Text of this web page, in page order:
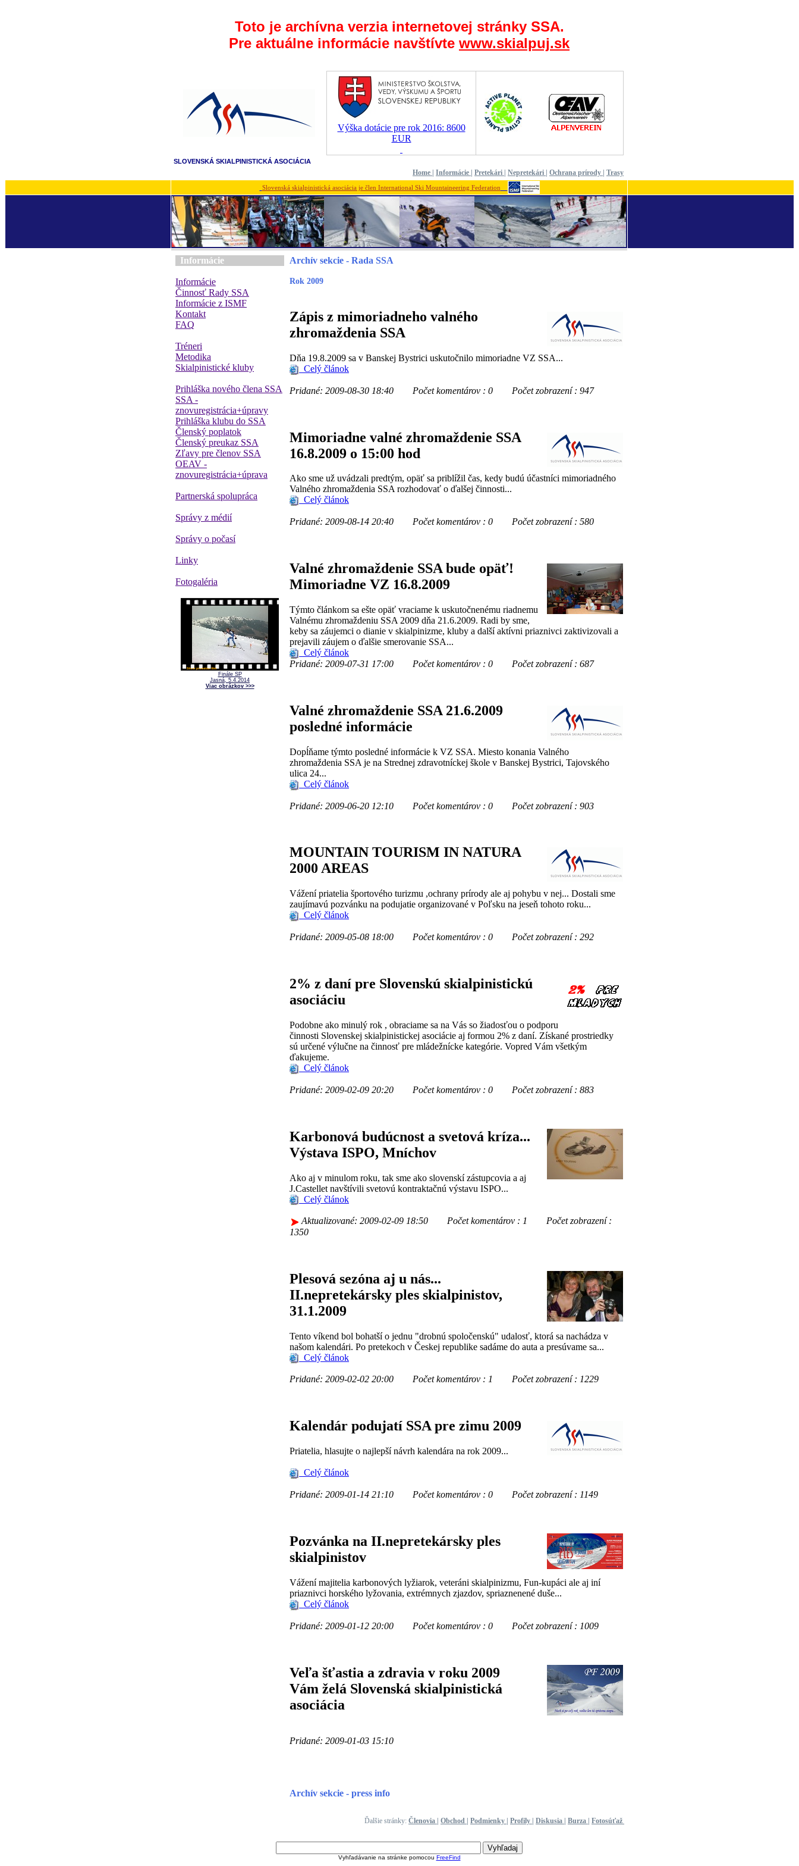
Toto je archívna verzia internetovej stránky SSA.
Pre aktuálne informácie navštívte www.skialpuj.sk
Výška dotácie pre rok 2016: 8600
EUR
SLOVENSKÁ SKIALPINISTICKÁ ASOCIÁCIA
Home Informácie Pretekári Nepretekári Ochrana prírody Trasy
Slovenská skialpinistická asociácia je člen International Ski Mountaineering Federation
Informácie
Informácie
Činnosť Rady SSA
Informácie z ISMF
Kontakt
FAQ
Tréneri
Metodika
Skialpinistické kluby
Prihláška nového člena SSA
SSA -
znovuregistrácia+úpravy
Prihláška klubu do SSA
Členský poplatok
Členský preukaz SSA
Zľavy pre členov SSA
OEAV -
znovuregistrácia+úprava
Partnerská spolupráca
Správy z médií
Správy o počasí
Linky
Fotogaléria
Finále SP
Jasná, 5.4.2014
Viac obrázkov >>>
Archív sekcie - Rada SSA
Rok 2009
Zápis z mimoriadneho valného
zhromaždenia SSA
Dňa 19.8.2009 sa v Banskej Bystrici uskutočnilo mimoriadne VZ SSA...
Celý článok
Pridané: 2009-08-30 18:40 Počet komentárov : 0 Počet zobrazení : 947
Mimoriadne valné zhromaždenie SSA
16.8.2009 o 15:00 hod
Ako sme už uvádzali predtým, opäť sa priblížil čas, kedy budú účastníci mimoriadného
Valného zhromaždenia SSA rozhodovať o ďalšej činnosti...
Celý článok
Pridané: 2009-08-14 20:40 Počet komentárov : 0 Počet zobrazení : 580
Valné zhromaždenie SSA bude opäť!
Mimoriadne VZ 16.8.2009
Týmto článkom sa ešte opäť vraciame k uskutočnenému riadnemu
Valnému zhromaždeniu SSA 2009 dňa 21.6.2009. Radi by sme,
keby sa záujemci o dianie v skialpinizme, kluby a další aktívni priaznivci zaktivizovali a
prejavili záujem o ďalšie smerovanie SSA...
Celý článok
Pridané: 2009-07-31 17:00
Počet komentárov : 0 Počet zobrazení : 687
Valné zhromaždenie SSA 21.6.2009
posledné informácie
Dopĺňame týmto posledné informácie k VZ SSA. Miesto konania Valného
zhromaždenia SSA je na Strednej zdravotníckej škole v Banskej Bystrici, Tajovského
ulica 24...
Celý článok
Pridané: 2009-06-20 12:10 Počet komentárov : 0 Počet zobrazení : 903
MOUNTAIN TOURISM IN NATURA
2000 AREAS
Vážení priatelia športového turizmu ,ochrany prírody ale aj pohybu v nej... Dostali sme
zaujímavú pozvánku na podujatie organizované v Poľsku na jeseň tohoto roku...
Celý článok
Pridané: 2009-05-08 18:00 Počet komentárov : 0 Počet zobrazení : 292
2% z daní pre Slovenskú skialpinistickú
asociáciu
Podobne ako minulý rok , obraciame sa na Vás so žiadosťou o podporu
činnosti Slovenskej skialpinistickej asociácie aj formou 2% z daní. Získané prostriedky
sú určené výlučne na činnosť pre mládežnícke kategórie. Vopred Vám všetkým
ďakujeme.
Celý článok
Pridané: 2009-02-09 20:20 Počet komentárov : 0 Počet zobrazení : 883
Karbonová budúcnost a svetová kríza...
Výstava ISPO, Mníchov
Ako aj v minulom roku, tak sme ako slovenskí zástupcovia a aj
J.Castellet navštívili svetovú kontraktačnú výstavu ISPO...
Celý článok
Aktualizované: 2009-02-09 18:50 Počet komentárov : 1
Počet zobrazení :
1350
Plesová sezóna aj u nás...
II.nepretekársky ples skialpinistov,
31.1.2009
Tento víkend bol bohatší o jednu "drobnú spoločenskú" udalosť, ktorá sa nachádza v
našom kalendári. Po pretekoch v Českej republike sadáme do auta a presúvame sa...
Celý článok
Pridané: 2009-02-02 20:00 Počet komentárov : 1 Počet zobrazení : 1229
Kalendár podujatí SSA pre zimu 2009
Priatelia, hlasujte o najlepší návrh kalendára na rok 2009...
Celý článok
Pridané: 2009-01-14 21:10 Počet komentárov : 0 Počet zobrazení : 1149
Pozvánka na II.nepretekársky ples
skialpinistov
Vážení majitelia karbonových lyžiarok, veteráni skialpinizmu, Fun-kupáci ale aj iní
priaznivci horského lyžovania, extrémnych zjazdov, spriaznenené duše...
Celý článok
Pridané: 2009-01-12 20:00 Počet komentárov : 0 Počet zobrazení : 1009
Veľa šťastia a zdravia v roku 2009
Vám želá Slovenská skialpinistická
asociácia
Pridané: 2009-01-03 15:10
Archív sekcie - press info
Ďalšie stránky: Členovia Obchod Podmienky Profily Diskusia Burza Fotosúťaž
Vyhľadávanie na stránke pomocou FreeFind